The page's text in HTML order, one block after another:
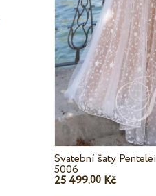
Svatební šaty Pentelei
5006
25 499.00 Kč